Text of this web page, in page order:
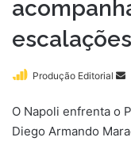
escalações
Produção Editorial
O Napoli enfrenta o
Diego Armando